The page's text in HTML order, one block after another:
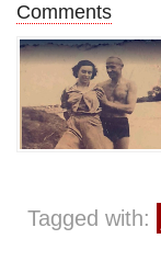
Comments
Tagged with: